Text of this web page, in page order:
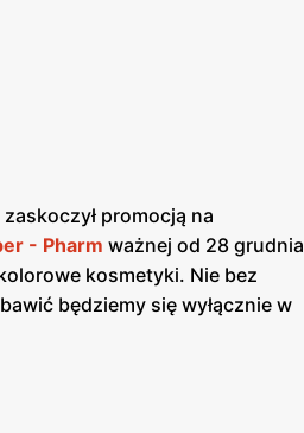
promocją na
- Pharm ważnej od 28 grudnia
kosmetyki. Nie bez
będziemy się wyłącznie w